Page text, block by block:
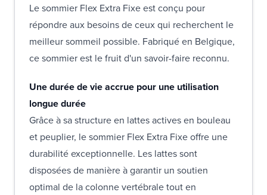
Le sommier Flex Extra Fixe est conçu pour
répondre aux besoins de ceux qui recherchent le
meilleur sommeil possible. Fabriqué en Belgique,
ce sommier est le fruit d'un savoir-faire reconnu.
Une durée de vie accrue pour une utilisation
longue durée
Grâce à sa structure en lattes actives en bouleau
et peuplier, le sommier Flex Extra Fixe offre une
durabilité exceptionnelle. Les lattes sont
disposées de manière à garantir un soutien
optimal de la colonne vertébrale tout en